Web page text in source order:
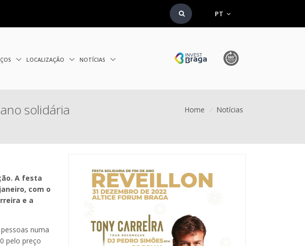
PT
LOCALIZAÇÃO NOTÍCIAS
solidária Home / Notícias
A festa
com o
e a
numa
pelo preço